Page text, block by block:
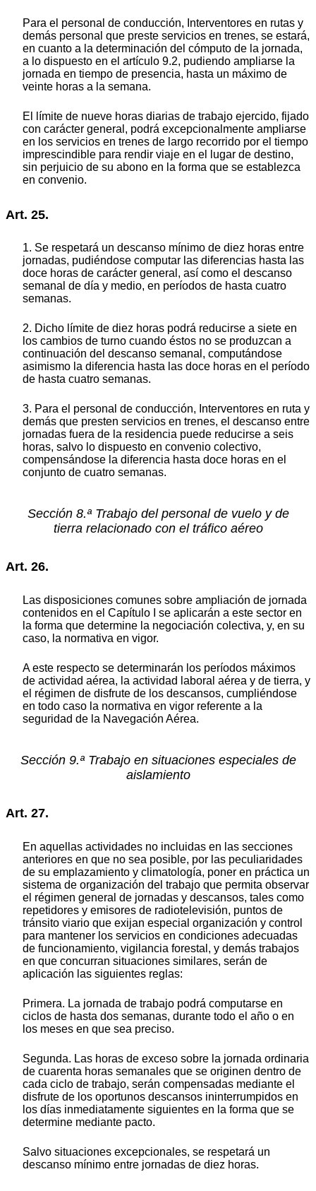
Para el personal de conducción, Interventores en rutas y
demás personal que preste servicios en trenes, se estará,
en cuanto a la determinación del cómputo de la jornada,
a lo dispuesto en el artículo 9.2, pudiendo ampliarse la
jornada en tiempo de presencia, hasta un máximo de
veinte horas a la semana.
El límite de nueve horas diarias de trabajo ejercido, fijado
con carácter general, podrá excepcionalmente ampliarse
en los servicios en trenes de largo recorrido por el tiempo
imprescindible para rendir viaje en el lugar de destino,
sin perjuicio de su abono en la forma que se establezca
en convenio.
Art. 25.
1. Se respetará un descanso mínimo de diez horas entre
jornadas, pudiéndose computar las diferencias hasta las
doce horas de carácter general, así como el descanso
semanal de día y medio, en períodos de hasta cuatro
semanas.
2. Dicho límite de diez horas podrá reducirse a siete en
los cambios de turno cuando éstos no se produzcan a
continuación del descanso semanal, computándose
asimismo la diferencia hasta las doce horas en el período
de hasta cuatro semanas.
3. Para el personal de conducción, Interventores en ruta y
demás que presten servicios en trenes, el descanso entre
jornadas fuera de la residencia puede reducirse a seis
horas, salvo lo dispuesto en convenio colectivo,
compensándose la diferencia hasta doce horas en el
conjunto de cuatro semanas.
Sección 8.ª Trabajo del personal de vuelo y de
tierra relacionado con el tráfico aéreo
Art. 26.
Las disposiciones comunes sobre ampliación de jornada
contenidos en el Capítulo I se aplicarán a este sector en
la forma que determine la negociación colectiva, y, en su
caso, la normativa en vigor.
A este respecto se determinarán los períodos máximos
de actividad aérea, la actividad laboral aérea y de tierra, y
el régimen de disfrute de los descansos, cumpliéndose
en todo caso la normativa en vigor referente a la
seguridad de la Navegación Aérea.
Sección 9.ª Trabajo en situaciones especiales de
aislamiento
Art. 27.
En aquellas actividades no incluidas en las secciones
anteriores en que no sea posible, por las peculiaridades
de su emplazamiento y climatología, poner en práctica un
sistema de organización del trabajo que permita observar
el régimen general de jornadas y descansos, tales como
repetidores y emisores de radiotelevisión, puntos de
tránsito viario que exijan especial organización y control
para mantener los servicios en condiciones adecuadas
de funcionamiento, vigilancia forestal, y demás trabajos
en que concurran situaciones similares, serán de
aplicación las siguientes reglas:
Primera. La jornada de trabajo podrá computarse en
ciclos de hasta dos semanas, durante todo el año o en
los meses en que sea preciso.
Segunda. Las horas de exceso sobre la jornada ordinaria
de cuarenta horas semanales que se originen dentro de
cada ciclo de trabajo, serán compensadas mediante el
disfrute de los oportunos descansos ininterrumpidos en
los días inmediatamente siguientes en la forma que se
determine mediante pacto.
Salvo situaciones excepcionales, se respetará un
descanso mínimo entre jornadas de diez horas.